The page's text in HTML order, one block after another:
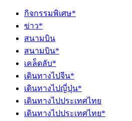
กิจกรรมพิเศษ*
ข่าว*
สนามบิน
สนามบิน*
เคล็ดลับ*
เดินทางไปจีน*
เดินทางไปญี่ปุ่น*
เดินทางไปประเทศไทย
เดินทางไปประเทศไทย*